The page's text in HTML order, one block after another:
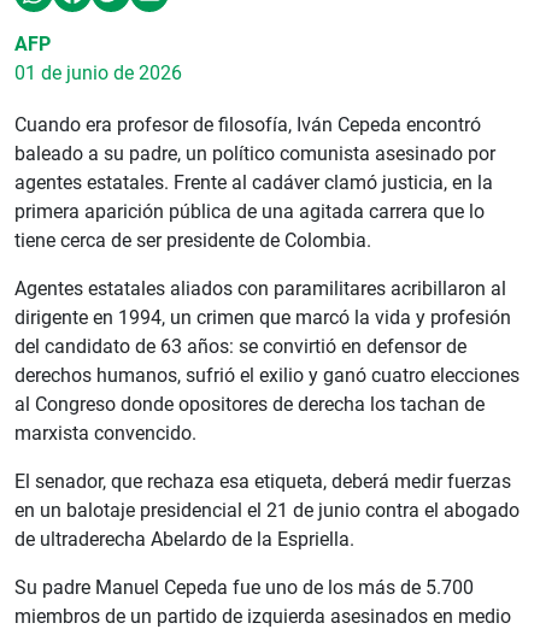
AFP
01 de junio de 2026
Cuando era profesor de filosofía, Iván Cepeda encontró
baleado a su padre, un político comunista asesinado por
agentes estatales. Frente al cadáver clamó justicia, en la
primera aparición pública de una agitada carrera que lo
tiene cerca de ser presidente de Colombia.
Agentes estatales aliados con paramilitares acribillaron al
dirigente en 1994, un crimen que marcó la vida y profesión
del candidato de 63 años: se convirtió en defensor de
derechos humanos, sufrió el exilio y ganó cuatro elecciones
al Congreso donde opositores de derecha los tachan de
marxista convencido.
El senador, que rechaza esa etiqueta, deberá medir fuerzas
en un balotaje presidencial el 21 de junio contra el abogado
de ultraderecha Abelardo de la Espriella.
Su padre Manuel Cepeda fue uno de los más de 5.700
miembros de un partido de izquierda asesinados en medio